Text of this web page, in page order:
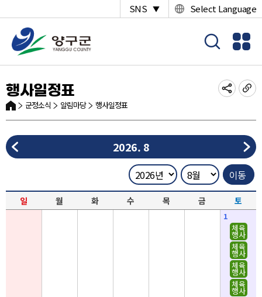
SNS ▼ Select Language
행사일정표
군정소식 알림마당 행사일정표
2026. 8
일 월 화 수 목 금 토
1
체육
행사
체육
행사
체육
행사
체육
행사